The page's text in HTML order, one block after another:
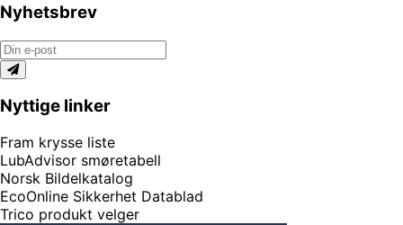
Nyhetsbrev
Nyttige linker
Fram krysse liste
LubAdvisor smøretabell
Norsk Bildelkatalog
EcoOnline Sikkerhet Datablad
Trico produkt velger